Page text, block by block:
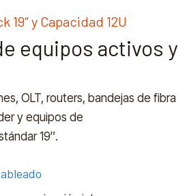
19″ y Capacidad 12U
equipos activos y
OLT, routers, bandejas de fibra
y equipos de
19″.